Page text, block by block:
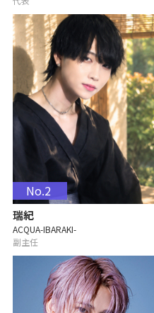
No.2
瑞紀
ACQUA-IBARAKI-
副主任